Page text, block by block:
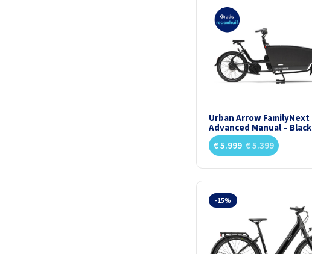
Urban Arrow FamilyNext
Advanced Manual – Black
€5.999 €5.399
-15%